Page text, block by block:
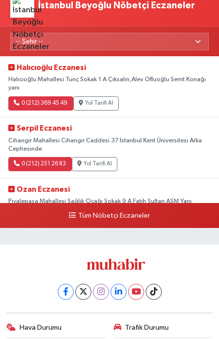
İstanbul Beyoğlu Nöbetçi Eczaneler
Halıcıoğlu Eczanesi
Halıcıoğlu Mahallesi Tunç Sokak 1 A Çıksalın,Alev Ofluoğlu Semt Konağı
yanı
0 (212) 369 45 49 Yol Tarifi Al
Serpil Eczanesi
Cihangir Mahallesi Cihangir Caddesi 37 İstanbul Kent Üniversitesi Arka
Cephesinde
0 (212) 251 26 83 Yol Tarifi Al
Ozan Eczanesi
Piyalepaşa Mahallesi Sağlık Ocağı Sokak 9 A Fatih Sultan ASM Yanı
Yol Tarifi Al
Tüm Nöbetçi Eczaneler
Hava Durumu Trafik Durumu